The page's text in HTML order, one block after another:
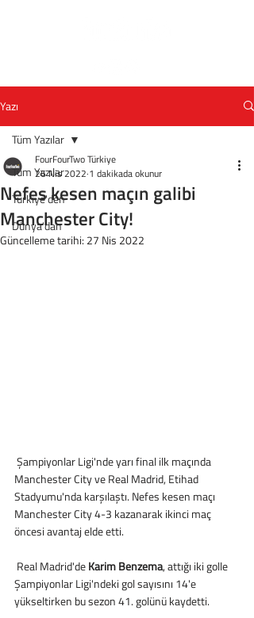
Yazı
Tüm Yazılar
Türkiye'den
Dünya'dan
Tüm Yazılar
Nefes kesen maçın galibi
Manchester City!
FourFourTwo Türkiye
26 Nis 2022 1 dakikada okunur
Güncelleme tarihi: 27 Nis 2022
Manchester City ve Real Madrid, Etihad
Stadyumu'nda karşılaştı. Nefes kesen maçı
Manchester City 4-3 kazanarak ikinci maç
öncesi avantaj elde etti.
Real Madrid'de Karim Benzema, attığı iki golle
Şampiyonlar Ligi'ndeki gol sayısını 14'e
yükseltirken bu sezon 41. golünü kaydetti.